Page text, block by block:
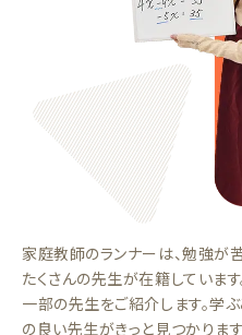
家庭教師のランナーは、勉強が
たくさんの先生が在籍しています
一部の先生をご紹介します。学
の良い先生がきっと見つかります